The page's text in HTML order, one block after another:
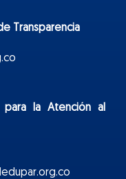
Transparencia
la Atención al